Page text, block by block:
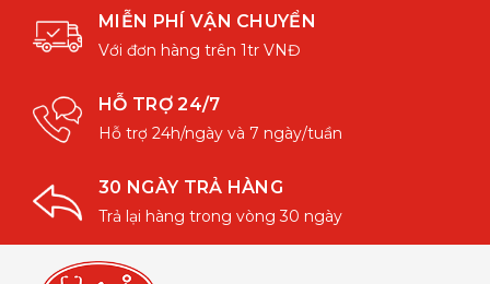
MIỄN PHÍ VẬN CHUYỂN
Với đơn hàng trên 1tr VNĐ
HỖ TRỢ 24/7
Hỗ trợ 24h/ngày và 7 ngày/tuần
30 NGÀY TRẢ HÀNG
Trả lại hàng trong vòng 30 ngày